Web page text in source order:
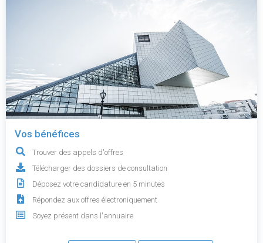
Vos bénéfices
Trouver des appels d'offres
Télécharger des dossiers de consultation
Déposez votre candidature en 5 minutes
Répondez aux offres électroniquement
Soyez présent dans l'annuaire